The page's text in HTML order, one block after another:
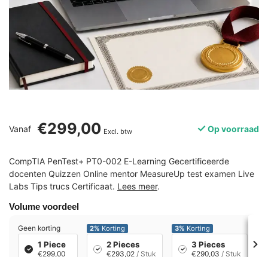
Vanaf €299,00 Excl. btw Op voorraad
CompTIA PenTest+ PT0-002 E-Learning Gecertificeerde
docenten Quizzen Online mentor MeasureUp test examen Live
Labs Tips trucs Certificaat. Lees meer.
Volume voordeel
Geen korting
1 Piece
€299,00
2% Korting
2 Pieces
€293,02 / Stuk
3% Korting
3 Pieces
€290,03 / Stuk